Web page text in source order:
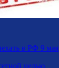
в РФ 9 мая
целью